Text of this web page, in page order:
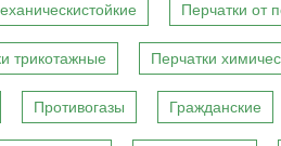
Перчатки от
трикотажные Перчатки
Противогазы Гражданские